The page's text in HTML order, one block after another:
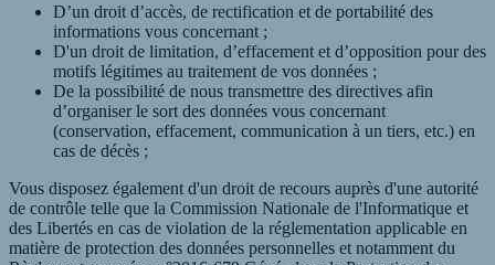
D’un droit d’accès, de rectification et de portabilité des
informations vous concernant ;
D'un droit de limitation, d’effacement et d’opposition pour des
motifs légitimes au traitement de vos données ;
De la possibilité de nous transmettre des directives afin
d’organiser le sort des données vous concernant
(conservation, effacement, communication à un tiers, etc.) en
cas de décès ;
Vous disposez également d'un droit de recours auprès d'une autorité
de contrôle telle que la Commission Nationale de l'Informatique et
des Libertés en cas de violation de la réglementation applicable en
matière de protection des données personnelles et notamment du